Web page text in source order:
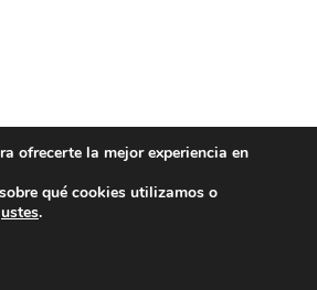
y un poquito de
ofrecerte la mejor experiencia en
qué cookies utilizamos o
.